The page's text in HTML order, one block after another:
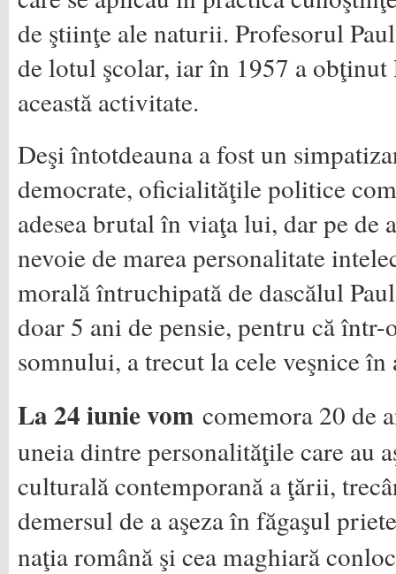
de ştiinţe ale naturii. Profesorul
de lotul şcolar, iar în 1957 a
această activitate.
Deşi întotdeauna a fost un
democrate, oficialităţile politice
adesea brutal în viaţa lui, dar pe de
nevoie de marea personalitate
morală întruchipată de dascălul
doar 5 ani de pensie, pentru că
somnului, a trecut la cele veşnice
La 24 iunie vom comemora 20 de
uneia dintre personalităţile care au
culturală contemporană a ţării,
demersul de a aşeza în făgaşul
naţia română şi cea maghiară